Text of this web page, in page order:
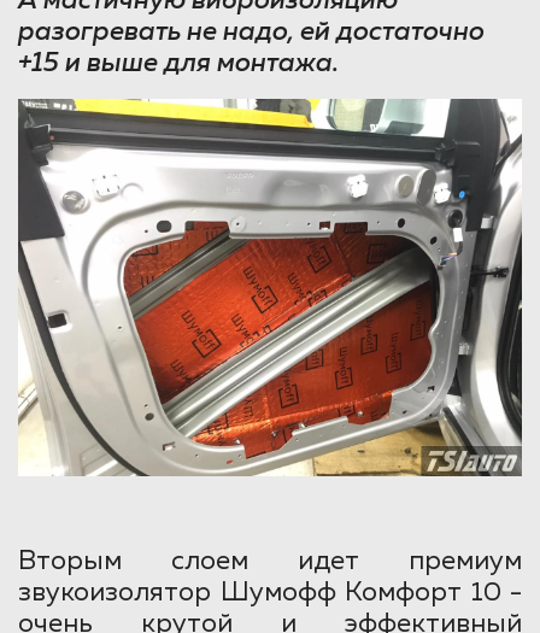
разогревать не надо, ей достаточно
+15 и выше для монтажа.
Вторым слоем идет премиум
звукоизолятор Шумофф Комфорт 10 -
очень крутой и эффективный